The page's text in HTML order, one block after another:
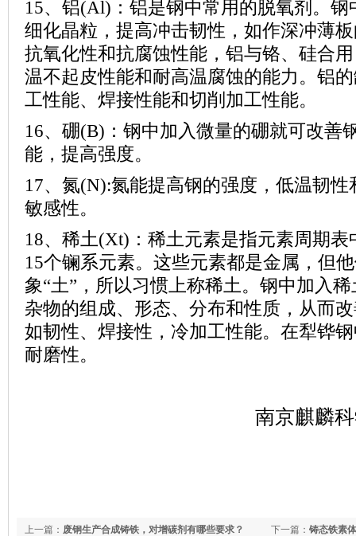
15、铝(Al) ：铝是钢中常用的脱氧剂。
细化晶粒，提高冲击韧性，如作深冲薄
抗氧化性和抗腐蚀性能，铝与铬、硅合
温不起皮性能和耐高温腐蚀的能力。铝
工性能、焊接性能和切削加工性能。
16、硼(B) ：钢中加入微量的硼就可改善
能，提高强度。
17、氮(N):氮能提高钢的强度，低温韧
敏感性。
18、稀土(Xt) ：稀土元素是指元素周期
15个镧系元素。这些元素都是金属，但
象“土”，所以习惯上称稀土。钢中加入
杂物的组成、形态、分布和性质，从而
如韧性、焊接性，冷加工性能。在犁铧
耐磨性。
南京麒麟
下一篇： 铸态铁素
上一篇： 废钢生产合成铸铁，对增碳剂有哪些要求？